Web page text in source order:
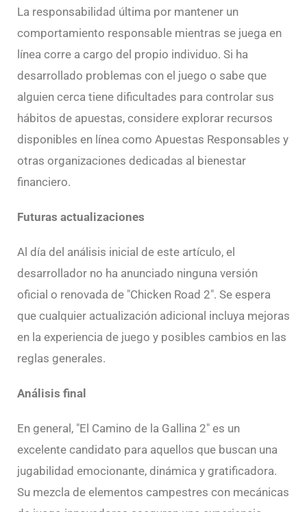
La responsabilidad última por mantener un
comportamiento responsable mientras se juega en
línea corre a cargo del propio individuo. Si ha
desarrollado problemas con el juego o sabe que
alguien cerca tiene dificultades para controlar sus
hábitos de apuestas, considere explorar recursos
disponibles en línea como Apuestas Responsables y
otras organizaciones dedicadas al bienestar
financiero.
Futuras actualizaciones
Al día del análisis inicial de este artículo, el
desarrollador no ha anunciado ninguna versión
oficial o renovada de "Chicken Road 2". Se espera
que cualquier actualización adicional incluya mejoras
en la experiencia de juego y posibles cambios en las
reglas generales.
Análisis final
En general, "El Camino de la Gallina 2" es un
excelente candidato para aquellos que buscan una
jugabilidad emocionante, dinámica y gratificadora.
Su mezcla de elementos campestres con mecánicas